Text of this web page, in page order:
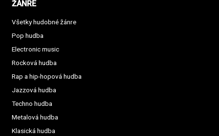
ŽÁNRE
Všetky hudobné žánre
Pop hudba
Electronic music
Rocková hudba
Rap a hip-hopová hudba
Jazzová hudba
Techno hudba
Metalová hudba
Klasická hudba